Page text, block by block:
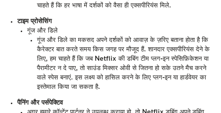
चाहते हैं कि हर भाषा में दर्शकों को वैसा ही एक्सपीरियंस मिले.
टाइम प्रोसेसिंग
गूंज और डिले
गूंज और डिले का मकसद अपने दर्शकों को आवाज़ के ज़रिए बताना होता है कि
कैरेक्टर बात करते समय किस जगह पर मौजूद हैं. शानदार एक्सपीरियंस देने के
लिए, हम चाहते हैं कि जब Netflix की डबिंग टीम प्लग-इन स्पेसिफ़िकेशन या
पैरामीटर न दे पाए, तो साउंड मिक्सर ओवी से जितना हो सके उतने मैच करने
वाले स्पेस बनाएं. इस लक्ष्य को हासिल करने के लिए प्लग-इन या हार्डवेयर का
इस्तेमाल किया जा सकता है.
पैनिंग और पर्सपेक्टिव